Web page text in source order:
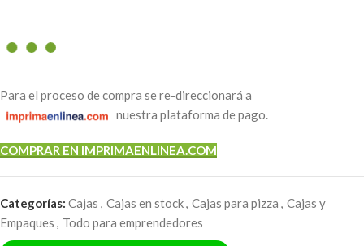
Para el proceso de compra se re-direccionará a
nuestra plataforma de pago.
COMPRAR EN IMPRIMAENLINEA.COM
Categorías: Cajas , Cajas en stock, Cajas para pizza , Cajas y
Empaques , Todo para emprendedores